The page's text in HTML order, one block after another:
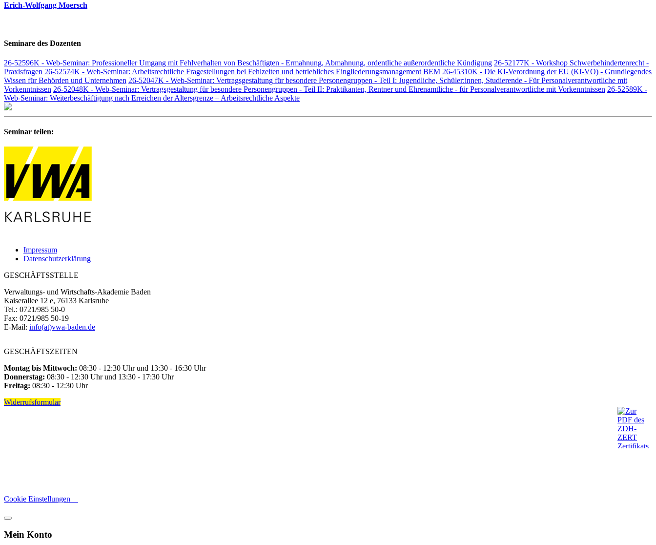
Erich-Wolfgang Moersch
Seminare des Dozenten
26-52596K - Web-Seminar: Professioneller Umgang mit Fehlverhalten von Beschäftigten - Ermahnung, Abmahnung, ordentliche außerordentliche Kündigung 26-52177K - Workshop Schwerbehindertenrecht -
Praxisfragen 26-52574K - Web-Seminar: Arbeitsrechtliche Fragestellungen bei Fehlzeiten und betriebliches Eingliederungsmanagement BEM 26-45310K - Die KI-Verordnung der EU (KI-VO) - Grundlegendes
Wissen für Behörden und Unternehmen 26-52047K - Web-Seminar: Vertragsgestaltung für besondere Personengruppen - Teil I: Jugendliche, Schüler:innen, Studierende - Für Personalverantwortliche mit
Vorkenntnissen 26-52048K - Web-Seminar: Vertragsgestaltung für besondere Personengruppen - Teil II: Praktikanten, Rentner und Ehrenamtliche - für Personalverantwortliche mit Vorkenntnissen 26-52589K -
Web-Seminar: Weiterbeschäftigung nach Erreichen der Altersgrenze – Arbeitsrechtliche Aspekte
Seminar teilen:
Impressum
Datenschutzerklärung
GESCHÄFTSSTELLE
Verwaltungs- und Wirtschafts-Akademie Baden
Kaiserallee 12 e, 76133 Karlsruhe
Tel.: 0721/985 50-0
Fax: 0721/985 50-19
E-Mail: info(at)vwa-baden.de
GESCHÄFTSZEITEN
Montag bis Mittwoch: 08:30 - 12:30 Uhr und 13:30 - 16:30 Uhr
Donnerstag: 08:30 - 12:30 Uhr und 13:30 - 17:30 Uhr
Freitag: 08:30 - 12:30 Uhr
Widerrufsformular
Cookie Einstellungen
Mein Konto